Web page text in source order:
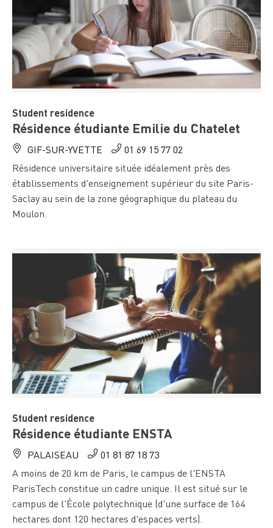
Student residence
Résidence étudiante Emilie du Chatelet
GIF-SUR-YVETTE
01 69 15 77 02
Résidence universitaire située idéalement près des
établissements d'enseignement supérieur du site Paris-
Saclay au sein de la zone géographique du plateau du
Moulon.
Student residence
Résidence étudiante ENSTA
PALAISEAU
01 81 87 18 73
A moins de 20 km de Paris, le campus de l'ENSTA
ParisTech constitue un cadre unique. Il est situé sur le
campus de l'École polytechnique (d'une surface de 164
hectares dont 120 hectares d'espaces verts).